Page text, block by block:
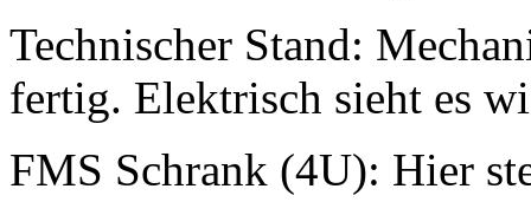
Technischer Stand:
fertig. Elektrisch sieht es
FMS Schrank (4U): Hier